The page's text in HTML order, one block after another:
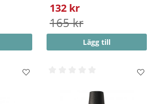
132 kr
165 kr
Lägg till